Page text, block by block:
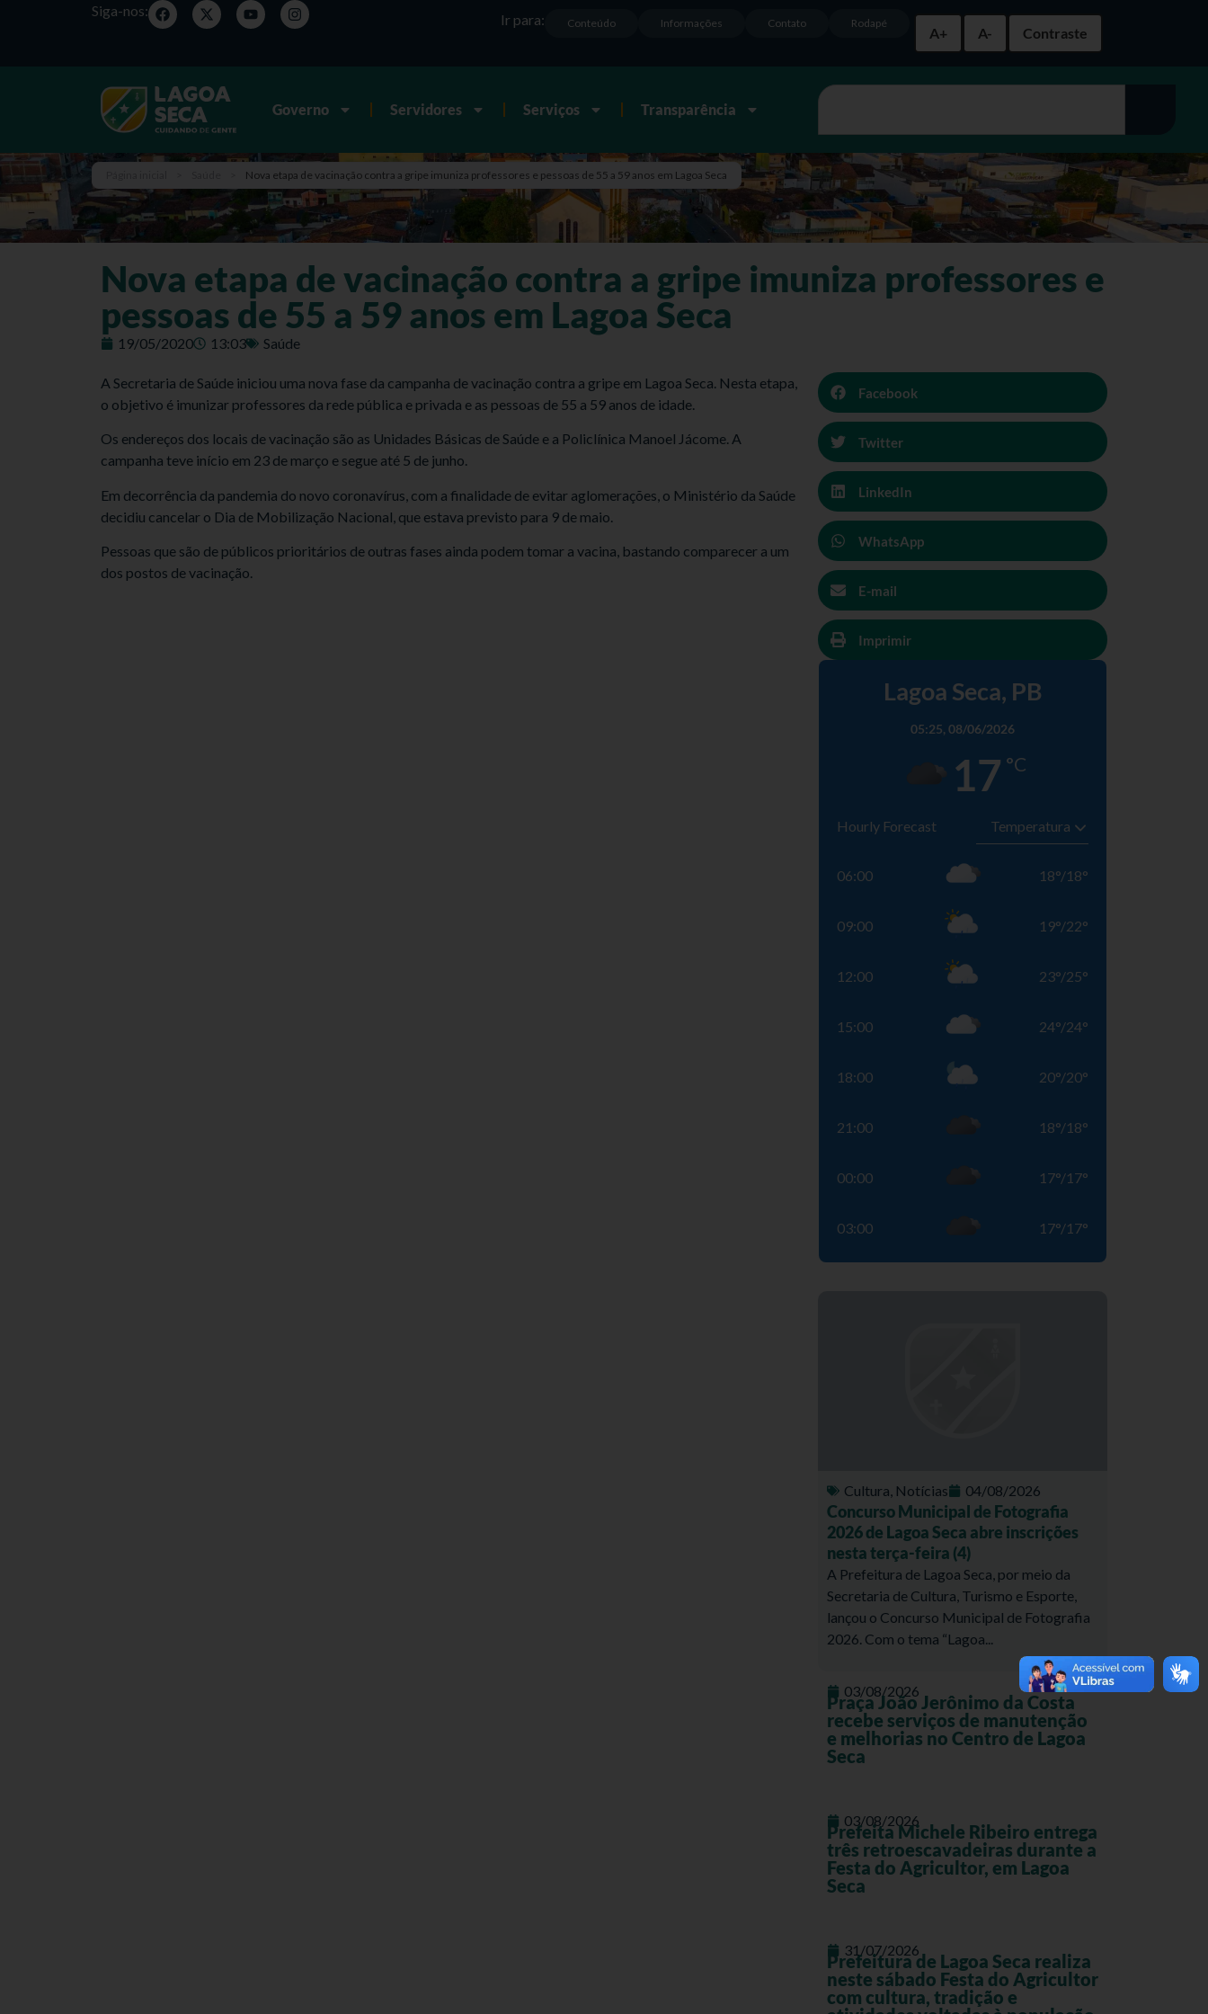
Siga-nos:
A+
A- Contraste
Rodapé
Contato
Informações
Conteúdo
Ir para:
Governo Servidores Serviços Transparência
Nova etapa de vacinação contra a gripe imuniza professores e pessoas de 55 a 59 anos em Lagoa Seca
Nova etapa de vacinação contra a gripe imuniza professores e
pessoas de 55 a 59 anos em Lagoa Seca
19/05/2020 13:03 Saúde
A Secretaria de Saúde iniciou uma nova fase da campanha de vacinação contra a gripe em Lagoa Seca. Nesta etapa,
o objetivo é imunizar professores da rede pública e privada e as pessoas de 55 a 59 anos de idade.
Os endereços dos locais de vacinação são as Unidades Básicas de Saúde e a Policlínica Manoel Jácome. A
campanha teve início em 23 de março e segue até 5 de junho.
Em decorrência da pandemia do novo coronavírus, com a finalidade de evitar aglomerações, o Ministério da Saúde
decidiu cancelar o Dia de Mobilização Nacional, que estava previsto para 9 de maio.
Pessoas que são de públicos prioritários de outras fases ainda podem tomar a vacina, bastando comparecer a um
dos postos de vacinação.
Facebook
Twitter
LinkedIn
WhatsApp
E-mail
Imprimir
Lagoa Seca, PB
05:25, 08/06/2026
17 °C
Hourly Forecast
06:00 18°/18°
09:00 19°/22°
12:00 23°/25°
15:00 24°/24°
18:00 20°/20°
21:00 18°/18°
00:00 17°/17°
03:00 17°/17°
Cultura, Notícias 04/08/2026
Concurso Municipal de Fotografia
2026 de Lagoa Seca abre inscrições
nesta terça-feira (4)
A Prefeitura de Lagoa Seca, por meio da
Secretaria de Cultura, Turismo e Esporte,
lançou o Concurso Municipal de Fotografia
2026. Com o tema “Lagoa...
03/08/2026
Praça João Jerônimo da Costa
recebe serviços de manutenção
e melhorias no Centro de Lagoa
Seca
03/08/2026
Prefeita Michele Ribeiro entrega
três retroescavadeiras durante a
Festa do Agricultor, em Lagoa
Seca
31/07/2026
Prefeitura de Lagoa Seca realiza
neste sábado Festa do Agricultor
com cultura, tradição e